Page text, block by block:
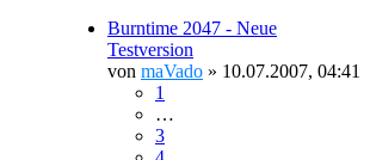
Burntime 2047 - Neue
Testversion
von maVado » 10.07.2007, 04:41
1
…
3